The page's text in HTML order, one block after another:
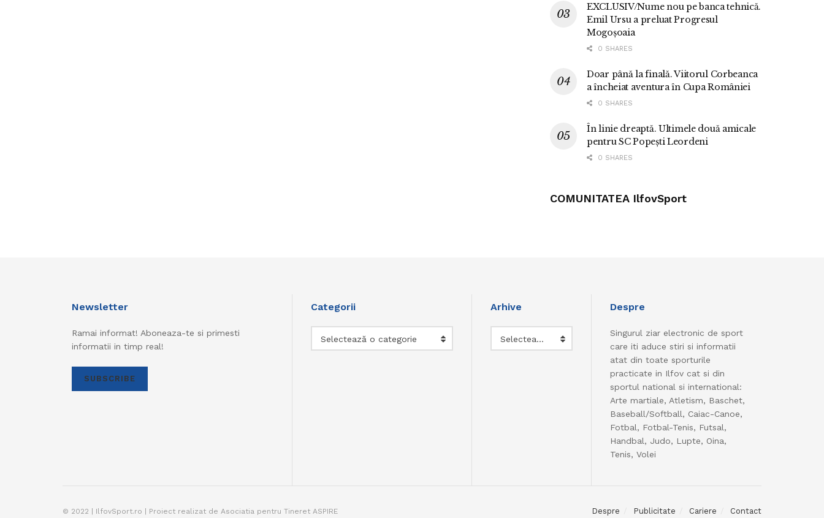
EXCLUSIV/Nume nou pe banca tehnică.
Emil Ursu a preluat Progresul
Mogoșoaia
0 SHARES
Doar până la finală. Viitorul Corbeanca
a încheiat aventura în Cupa României
0 SHARES
În linie dreaptă. Ultimele două amicale
pentru SC Popești Leordeni
0 SHARES
COMUNITATEA IlfovSport
Newsletter
Ramai informat! Aboneaza-te si primesti
informatii in timp real!
SUBSCRIBE
Categorii
Selectează o categorie
Arhive
Selectează luna
Despre
Singurul ziar electronic de sport
care iti aduce stiri si informatii
atat din toate sporturile
practicate in Ilfov cat si din
sportul national si international:
Arte martiale, Atletism, Baschet,
Baseball/Softball, Caiac-Canoe,
Fotbal, Fotbal-Tenis, Futsal,
Handbal, Judo, Lupte, Oina,
Tenis, Volei
Despre Publicitate Cariere Contact
© 2022 | IlfovSport.ro | Proiect realizat de Asociatia pentru Tineret ASPIRE